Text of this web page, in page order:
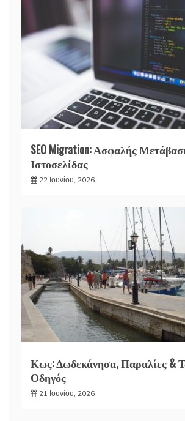
SEO Migration: Ασφαλής
Ιστοσελίδας
22 Ιουνίου, 2026
Κως: Δωδεκάνησα, Παραλίες &
Οδηγός
21 Ιουνίου, 2026